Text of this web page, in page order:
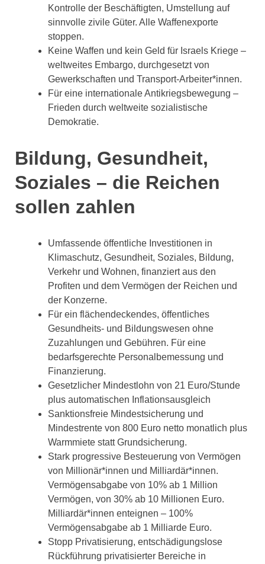
Kontrolle der Beschäftigten, Umstellung auf
sinnvolle zivile Güter. Alle Waffenexporte
stoppen.
Keine Waffen und kein Geld für Israels Kriege –
weltweites Embargo, durchgesetzt von
Gewerkschaften und Transport-Arbeiter*innen.
Für eine internationale Antikriegsbewegung –
Frieden durch weltweite sozialistische
Demokratie.
Bildung, Gesundheit,
Soziales – die Reichen
sollen zahlen
Umfassende öffentliche Investitionen in
Klimaschutz, Gesundheit, Soziales, Bildung,
Verkehr und Wohnen, finanziert aus den
Profiten und dem Vermögen der Reichen und
der Konzerne.
Für ein flächendeckendes, öffentliches
Gesundheits- und Bildungswesen ohne
Zuzahlungen und Gebühren. Für eine
bedarfsgerechte Personalbemessung und
Finanzierung.
Gesetzlicher Mindestlohn von 21 Euro/Stunde
plus automatischen Inflationsausgleich
Sanktionsfreie Mindestsicherung und
Mindestrente von 800 Euro netto monatlich plus
Warmmiete statt Grundsicherung.
Stark progressive Besteuerung von Vermögen
von Millionär*innen und Milliardär*innen.
Vermögensabgabe von 10% ab 1 Million
Vermögen, von 30% ab 10 Millionen Euro.
Milliardär*innen enteignen – 100%
Vermögensabgabe ab 1 Milliarde Euro.
Stopp Privatisierung, entschädigungslose
Rückführung privatisierter Bereiche in